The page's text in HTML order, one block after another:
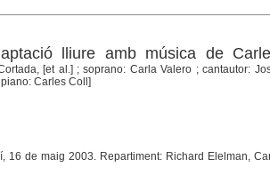
lliure amb música de
[et al.] ; soprano: Carla Valero ; cantautor:
Carles Coll]
16 de maig 2003. Repartiment: Richard Elelman,